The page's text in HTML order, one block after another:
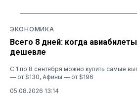
ЭКОНОМИКА
Всего 8 дней: когда
дешевле
С 1 по 8 сентября можно купить самые
— от $130, Афины — от $196
05.08.2026 13:14